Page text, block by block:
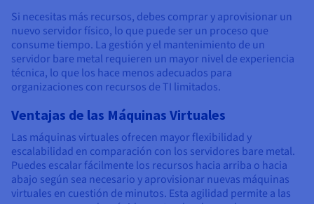
Si necesitas más recursos, debes comprar y aprovisionar un
nuevo servidor físico, lo que puede ser un proceso que
consume tiempo. La gestión y el mantenimiento de un
servidor bare metal requieren un mayor nivel de experiencia
técnica, lo que los hace menos adecuados para
organizaciones con recursos de TI limitados.
Ventajas de las Máquinas Virtuales
Las máquinas virtuales ofrecen mayor flexibilidad y
escalabilidad en comparación con los servidores bare metal.
Puedes escalar fácilmente los recursos hacia arriba o hacia
abajo según sea necesario y aprovisionar nuevas máquinas
virtuales en cuestión de minutos. Esta agilidad permite a las